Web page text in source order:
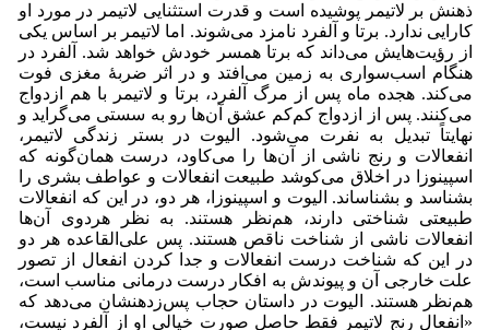
ذهنش بر لاتیمر پوشیده است و قدرت استثنایی لاتیمر در مورد او
کارایی ندارد. برتا ‌‌و آلفرد نامزد می‌شوند. اما لاتیمر بر اساس یکی
از رؤیت‌هایش می‌داند که برتا ‌‌همسر خودش خواهد شد. آلفرد در
هنگام اسب‌سواری به زمین می‌افتد و در اثر ضربۀ مغزی فوت
می‌‌کند. هجده ماه پس از مرگ آلفرد، برتا ‌‌و لاتیمر با هم ازدواج
می‌‌کنند. پس از ازدواج کم‌کم عشق آن‌ها رو به سستی می‌گراید و
نهایتاً تبدیل به نفرت می‌شود. الیوت در بستر زندگی لاتیمر،
انفعالات و رنج ناشی از آن‌ها را می‌‌کاود، درست همان‌گونه که
اسپینوزا در اخلاق می‌کوشد طبیعت انفعالات و عواطف بشری را
بشناسد و بشناساند. الیوت و اسپینوزا، هر دو، در این که انفعالات
طبیعتی شناختی دارند، هم‌نظر هستند. به نظر هردوی آن‌ها
انفعالات ناشی از شناخت ناقص هستند. پس علی‌القاعده هر دو
در این که شناخت درست انفعالات و جدا کردن انفعال از تصور
علت خارجی آن و پیوندش به افکار درست درمانی مناسب است،
هم‌نظر هستند. الیوت در داستان حجاب پس‌زدهنشان می‌‌دهد که
«انفعال رنج لاتیمر فقط حاصل صورت خیالی او از آلفرد نیست،